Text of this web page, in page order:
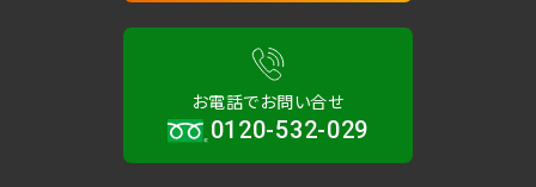
お電話でお問い合せ
0120-532-029